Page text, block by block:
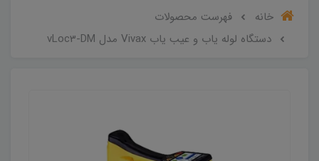
خانه
فهرست محصولات
دستگاه لوله یاب و عیب یاب Vivax مدل vLoc3-DM